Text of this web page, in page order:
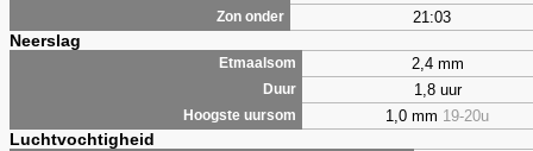
Zon onder 21:03
Neerslag
Etmaalsom 2,4 mm
Duur 1,8 uur
Hoogste uursom 1,0 mm 19-20u
Luchtvochtigheid